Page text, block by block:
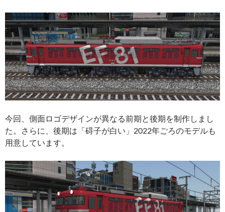
今回、側面ロゴデザインが異なる前期と後期を制作しまし
た。さらに、後期は「碍子が白い」2022年ごろのモデルも
用意しています。